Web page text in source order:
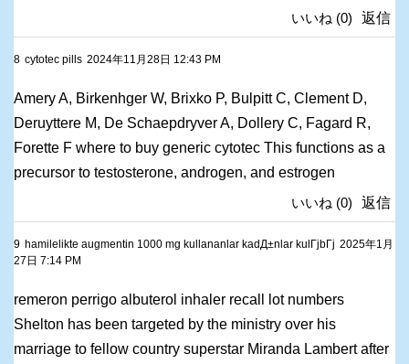
返信
いいね (0)
8 cytotec pills 2024年11月28日 12:43 PM
Amery A, Birkenhger W, Brixko P, Bulpitt C, Clement D,
Deruyttere M, De Schaepdryver A, Dollery C, Fagard R,
Forette F where to buy generic cytotec This functions as a
precursor to testosterone, androgen, and estrogen
返信
いいね (0)
9 hamilelikte augmentin 1000 mg kullananlar kadД±nlar kulГјbГј 2025年1月
27日 7:14 PM
remeron perrigo albuterol inhaler recall lot numbers
Shelton has been targeted by the ministry over his
marriage to fellow country superstar Miranda Lambert after